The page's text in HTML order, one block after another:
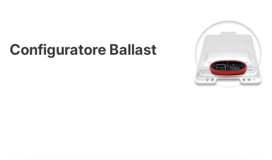
Configuratore Ballast